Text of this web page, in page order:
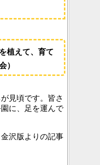
植えて、育て
）
見頃です。皆さ
に、足を運んで
沢版よりの記事